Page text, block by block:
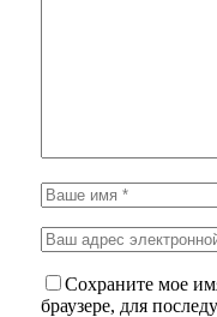
Сохраните мое
браузере, для